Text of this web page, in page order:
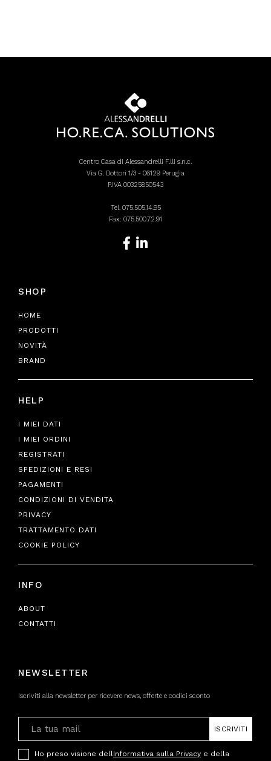
Centro Casa di Alessandrelli F.lli s.n.c.
Via G. Dottori 1/3 - 06129 Perugia
P.IVA 00325850543
Tel. 075.505.14.95
Fax: 075.500.72.91
SHOP
HOME
PRODOTTI
NOVITÀ
BRAND
HELP
I MIEI DATI
I MIEI ORDINI
REGISTRATI
SPEDIZIONI E RESI
PAGAMENTI
CONDIZIONI DI VENDITA
PRIVACY
TRATTAMENTO DATI
COOKIE POLICY
INFO
ABOUT
CONTATTI
NEWSLETTER
Iscriviti alla newsletter per ricevere news, offerte e codici sconto
ISCRIVITI
Ho preso visione dell Informativa sulla Privacy e della